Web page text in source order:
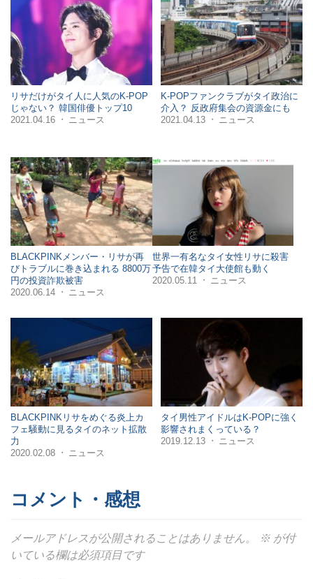
リサだけがタイ人に人気のK-POP
じゃない？ 韓国俳優トップ10
2021.04.16
・ ニュース
K-POPファンクラブがタイ政治に
介入？ 反政府集会の資源金にも
2021.04.13
・ ニュース
BLACKPINKメンバー・リサが再
びトラブルに巻き込まれる 8800万
円の投資詐欺被害
2020.06.14
・ ニュース
世界一有名なタイ女性リサに殺害
予告で在韓タイ大使館も動く
2020.05.11
・ ニュース
BLACKPINKリサをめぐる炎上カ
フェ騒動に見るタイのネット拡散
力
2020.02.08
・ ニュース
タイ男性アイドルはK-POPに強く
影響されまくっている？
2019.12.13
・ ニュース
コメント・感想
メールアドレスが公開されることはありません。 ※ が付
いている欄は必須項目です